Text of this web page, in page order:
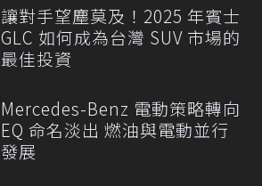
讓對手望塵莫及！2025 年賓士
GLC 如何成為台灣 SUV 市場的
最佳投資
Mercedes-Benz 電動策略轉向
EQ 命名淡出 燃油與電動並行
發展